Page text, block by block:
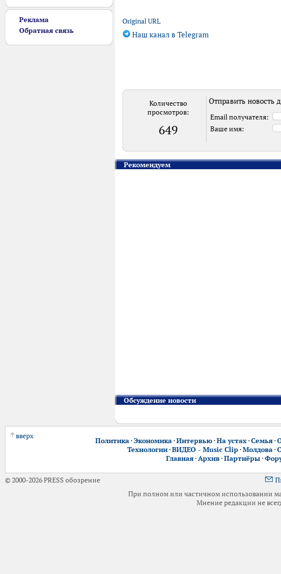
Реклама
Обратная связь
Original URL
Наш канал в Telegram
Количество
просмотров:
649
Отправить новость
Email получателя:
Ваше имя:
Рекомендуем
Обсуждение новости
вверх
Политика·Экономика·Интервью·На устах·Семья·
Технологии·ВИДЕО - Music Clip ·Молдова·
Главная·Архив·Партнёры·
© 2000-2026 PRESS обозрение
При полном или частичном использовании
Мнение редакции не